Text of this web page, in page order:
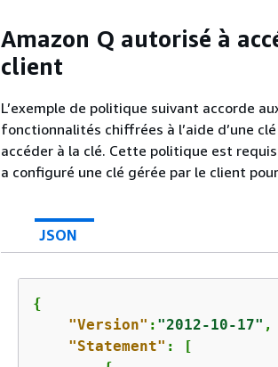
Amazon Q autorisé à
client
L’exemple de politique suivant accorde
fonctionnalités chiffrées à l’aide d’une
accéder à la clé. Cette politique est
a configuré une clé gérée par le client
JSON
{
"Version" : "2012-10-17" ,
"Statement" : [